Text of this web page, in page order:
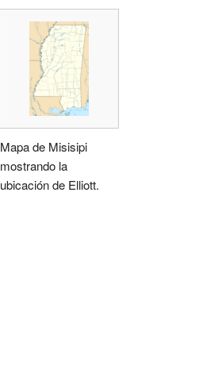
Mapa de Misisipi
mostrando la
ubicación de Elliott.